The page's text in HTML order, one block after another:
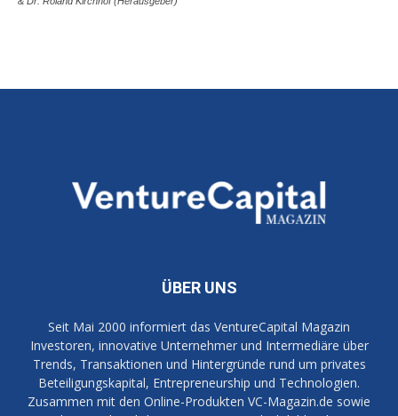
ÜBER UNS
Seit Mai 2000 informiert das VentureCapital Magazin
Investoren, innovative Unternehmer und Intermediäre über
Trends, Transaktionen und Hintergründe rund um privates
Beteiligungskapital, Entrepreneurship und Technologien.
Zusammen mit den Online-Produkten VC-Magazin.de sowie